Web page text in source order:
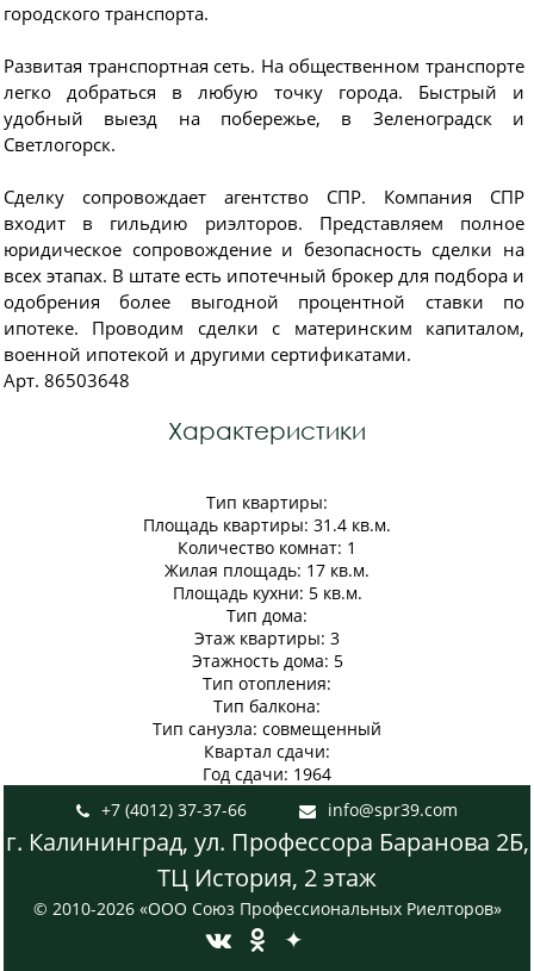
городского транспорта.
Развитая транспортная сеть. На общественном транспорте
легко добраться в любую точку города. Быстрый и
удобный выезд на побережье, в Зеленоградск и
Светлогорск.
Сделку сопровождает агентство СПР. Компания СПР
входит в гильдию риэлторов. Представляем полное
юридическое сопровождение и безопасность сделки на
всех этапах. В штате есть ипотечный брокер для подбора и
одобрения более выгодной процентной ставки по
ипотеке. Проводим сделки с материнским капиталом,
военной ипотекой и другими сертификатами.
Арт. 86503648
Характеристики
Тип квартиры:
Площадь квартиры: 31.4 кв.м.
Количество комнат: 1
Жилая площадь: 17 кв.м.
Площадь кухни: 5 кв.м.
Тип дома:
Этаж квартиры: 3
Этажность дома: 5
Тип отопления:
Тип балкона:
Тип санузла: совмещенный
Квартал сдачи:
Год сдачи: 1964
 +7 (4012) 37-37-66  info@spr39.com
г. Калининград, ул. Профессора Баранова 2Б,
ТЦ История, 2 этаж
© 2010-2026 «ООО Союз Профессиональных Риелторов»
  ✦